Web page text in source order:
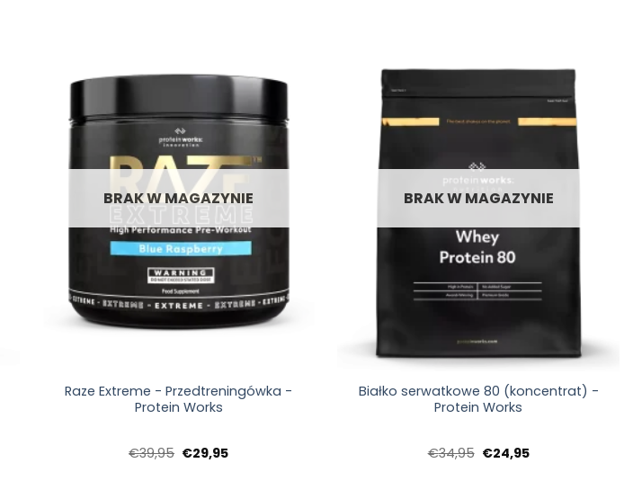
BRAK W MAGAZYNIE
Raze Extreme - Przedtreningówka -
Protein Works
€39,95 Pierwotna
cena
€29,95Aktualna
BRAK W MAGAZYNIE
Białko serwatkowe 80 (koncentrat) -
Protein Works
€34,95 Pierwotna
cena
€24,95Aktualna